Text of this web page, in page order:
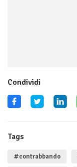
Condividi
Tags
#contrabbando